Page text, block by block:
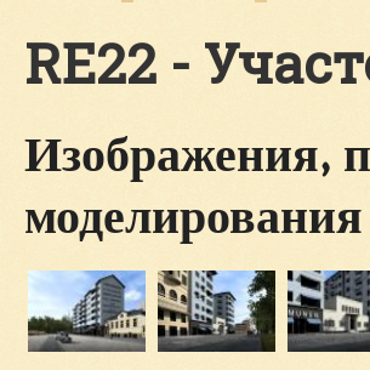
RE22 -
Изображения,
моделирования